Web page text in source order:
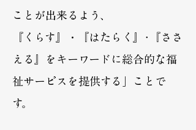
ことが出来るよう、
『くらす』・『はたらく』･『ささ
える』をキーワードに総合的な福
祉サービスを提供する」ことで
す。